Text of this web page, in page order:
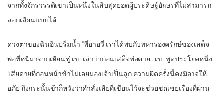
จากทั้งจักรวรรดิเขาเป็นหนึ่งในสิบสุดยอดผู้ประดิษฐ์อักษรที่ไม่สามารถ
ลอกเลียนแบบได้
ดวงตาของฉินอินปริ่มน้ำ “พี่อาอวี่ เราได้พบกับทหารองครักษ์ของเสด็จ
พ่อที่หนีมาจากเทียนชู่ เขาเล่าว่าก่อนเสด็จพ่อตาย…เขาพูดประโยคหนึ่ง
‘เสียดายที่ก่อนหน้าข้าไม่เคยมองเจ้าเป็นลูก ความผิดครั้งนี้คงมิอาจให้
อภัย ถึงกระนั้นข้าก็หวังว่าคำสั่งเสียที่เขียนไว้จะช่วยชดเชยเรื่องที่ผ่าน